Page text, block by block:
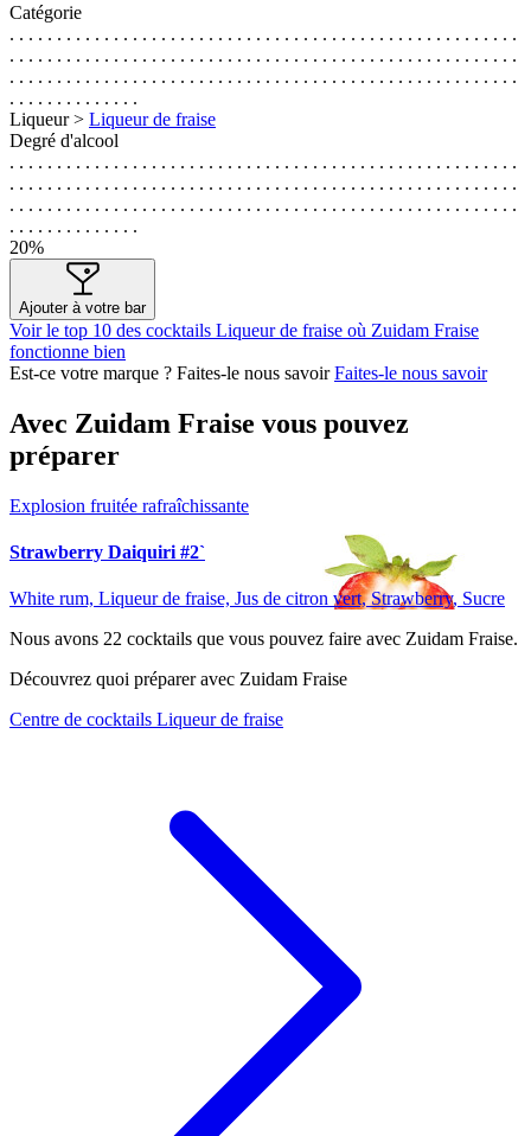
Catégorie
. . . . . . . . . . . . . . . . . . . . . . . . . . . . . . . . . . . . . . . . . . . . . . . . . . . . . .
. . . . . . . . . . . . . . . . . . . . . . . . . . . . . . . . . . . . . . . . . . . . . . . . . . . . . .
. . . . . . . . . . . . . . . . . . . . . . . . . . . . . . . . . . . . . . . . . . . . . . . . . . . . . .
. . . . . . . . . . . . . .
Liqueur > Liqueur de fraise
Degré d'alcool
. . . . . . . . . . . . . . . . . . . . . . . . . . . . . . . . . . . . . . . . . . . . . . . . . . . . . .
. . . . . . . . . . . . . . . . . . . . . . . . . . . . . . . . . . . . . . . . . . . . . . . . . . . . . .
. . . . . . . . . . . . . . . . . . . . . . . . . . . . . . . . . . . . . . . . . . . . . . . . . . . . . .
. . . . . . . . . . . . . .
20%
Ajouter à votre bar
Voir le top 10 des cocktails Liqueur de fraise où Zuidam Fraise
fonctionne bien
Est-ce votre marque ? Faites-le nous savoirFaites-le nous savoir
Avec Zuidam Fraise vous pouvez
préparer
Explosion fruitée rafraîchissante
Strawberry Daiquiri #2`
White rum, Liqueur de fraise, Jus de citron vert, Strawberry, Sucre
Nous avons 22 cocktails que vous pouvez faire avec Zuidam Fraise.
Découvrez quoi préparer avec Zuidam Fraise
Centre de cocktails Liqueur de fraise